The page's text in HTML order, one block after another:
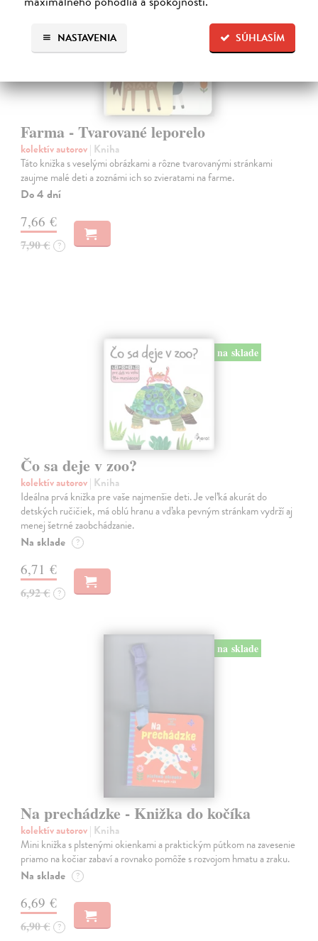
SÚHLASÍM
NASTAVENIA
Farma - Tvarované leporelo
kolektív autorov| Kniha
Táto knižka s veselými obrázkami a rôzne tvarovanými stránkami
zaujme malé deti a zoznámi ich so zvieratami na farme.
Do 4 dní
7,66 €
7,90 € ?
na sklade
Čo sa deje v zoo?
kolektív autorov| Kniha
Ideálna prvá knižka pre vaše najmenšie deti. Je veľká akurát do
detských ručičiek, má oblú hranu a vďaka pevným stránkam vydrží aj
menej šetrné zaobchádzanie.
Na sklade ?
6,71 €
6,92 € ?
na sklade
Na prechádzke - Knižka do kočíka
kolektív autorov| Kniha
Mini knižka s plstenými okienkami a praktickým pútkom na zavesenie
priamo na kočiar zabaví a rovnako pomôže s rozvojom hmatu a zraku.
Na sklade ?
6,69 €
6,90 € ?